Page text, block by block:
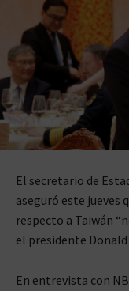
El secretario de
aseguró este jueves
respecto a Taiwán
el presidente
En entrevista con